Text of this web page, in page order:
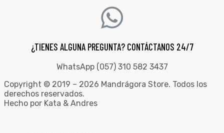
¿TIENES ALGUNA PREGUNTA? CONTÁCTANOS 24/7
WhatsApp (057) 310 582 3437
Copyright © 2019 – 2026 Mandrágora Store. Todos los
derechos reservados.
Hecho por Kata & Andres